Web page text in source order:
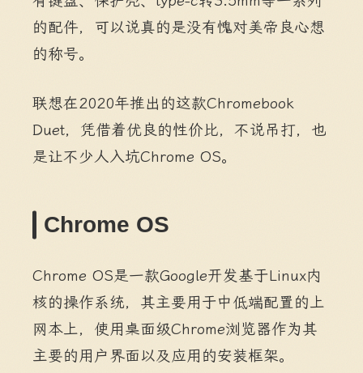
的配件，可以说真的是没有愧对美帝良心想
的称号。
联想在2020年推出的这款Chromebook
Duet，凭借着优良的性价比，不说吊打，也
是让不少人入坑Chrome OS。
Chrome OS
Chrome OS是一款Google开发基于Linux内
核的操作系统，其主要用于中低端配置的上
网本上，使用桌面级Chrome浏览器作为其
主要的用户界面以及应用的安装框架。